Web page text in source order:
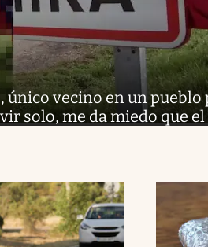
único vecino en un pueblo
solo, me da miedo que el